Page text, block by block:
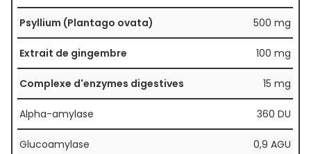
Psyllium (Plantago ovata) 500 mg
Extrait de gingembre 100 mg
Complexe d'enzymes digestives 15 mg
Alpha-amylase 360 DU
Glucoamylase 0,9 AGU